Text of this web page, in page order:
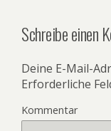
Schreibe einen
Deine E-Mail-
Erforderliche
Kommentar